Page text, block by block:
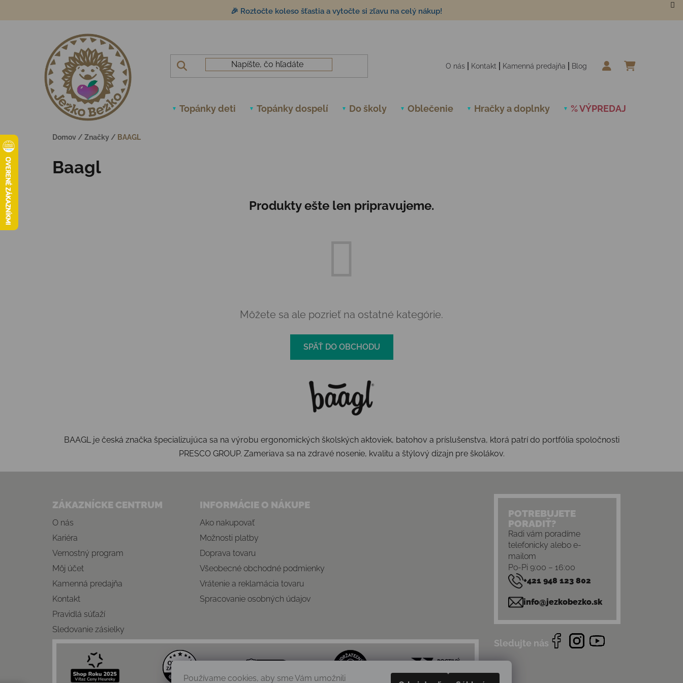
Používame cookies, aby sme Vám umožnili
🎉 Roztočte koleso šťastia a vytočte si zľavu na celý nákup!
O nás Kontakt Kamenná predajňa Blog
Topánky deti Topánky dospelí Do školy Oblečenie Hračky a doplnky % VÝPREDAJ
Domov / Značky / BAAGL
Baagl
Produkty ešte len pripravujeme.
Môžete sa ale pozrieť na ostatné kategórie.
SPÄŤ DO OBCHODU
BAAGL je česká značka špecializujúca sa na výrobu ergonomických školských aktoviek, batohov a príslušenstva, ktorá patrí do portfólia spoločnosti
PRESCO GROUP. Zameriava sa na zdravé nosenie, kvalitu a štýlový dizajn pre školákov.
ZÁKAZNÍCKE CENTRUM
O nás
Kariéra
Vernostný program
Môj účet
Kamenná predajňa
Kontakt
Pravidlá súťaží
Sledovanie zásielky
INFORMÁCIE O NÁKUPE
Ako nakupovať
Možnosti platby
Doprava tovaru
Všeobecné obchodné podmienky
Vrátenie a reklamácia tovaru
Spracovanie osobných údajov
POTREBUJETE
PORADIŤ?
Radi vám poradíme
telefonicky alebo e-
mailom
Po-Pi 9:00 – 16:00
+421 948 123 802
info@jezkobezko.sk
Sledujte nás